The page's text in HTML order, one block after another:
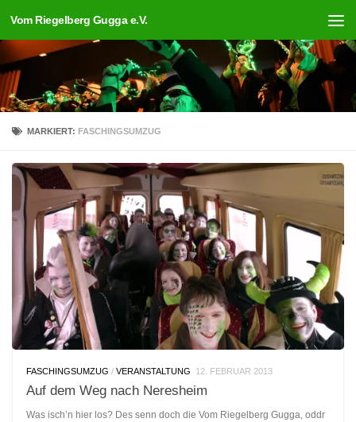
Unter dem Inhalt
Vom Riegelberg Gugga e.V.
MARKIERT: FASCHINGSUMZUG
FASCHINGSUMZUG / VERANSTALTUNG 12. FEBRUAR 2013
Auf dem Weg nach Neresheim
Was isch’n hier los? Des senn doch die Vom Riegelberg Gugga, oddr